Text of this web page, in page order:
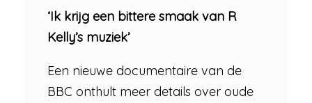
‘Ik krijg een bittere smaak van R
Kelly’s muziek’
Een nieuwe documentaire van de
BBC onthult meer details over oude